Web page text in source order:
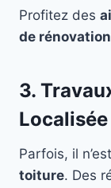
Profitez des
de
3.
Localisée
Parfois, il
toiture. Des